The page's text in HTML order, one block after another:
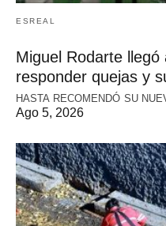
ESREAL
Miguel Rodarte
responder quejas y
HASTA RECOMENDÓ SU
Ago 5, 2026